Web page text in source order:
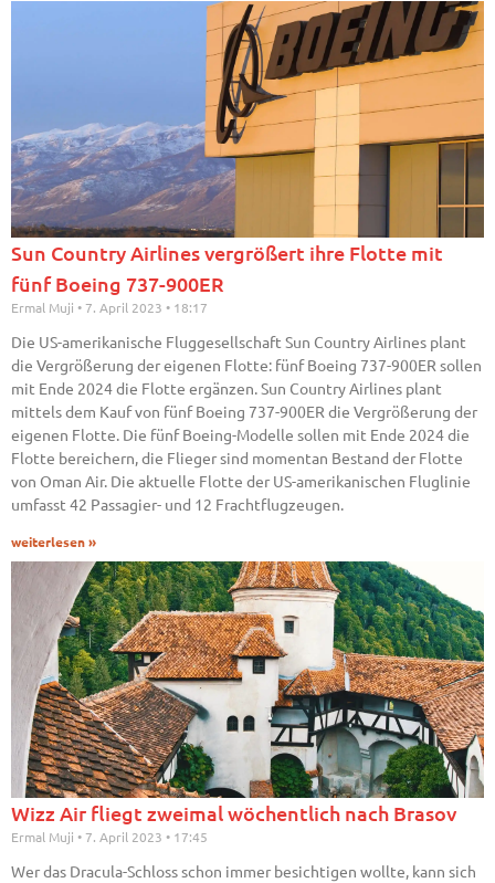
Sun Country Airlines vergrößert ihre Flotte mit
fünf Boeing 737-900ER
Ermal Muji 7. April 2023 18:17
Die US-amerikanische Fluggesellschaft Sun Country Airlines plant
die Vergrößerung der eigenen Flotte: fünf Boeing 737-900ER sollen
mit Ende 2024 die Flotte ergänzen. Sun Country Airlines plant
mittels dem Kauf von fünf Boeing 737-900ER die Vergrößerung der
eigenen Flotte. Die fünf Boeing-Modelle sollen mit Ende 2024 die
Flotte bereichern, die Flieger sind momentan Bestand der Flotte
von Oman Air. Die aktuelle Flotte der US-amerikanischen Fluglinie
umfasst 42 Passagier- und 12 Frachtflugzeugen.
weiterlesen »
Wizz Air fliegt zweimal wöchentlich nach Brasov
Ermal Muji 7. April 2023 17:45
Wer das Dracula-Schloss schon immer besichtigen wollte, kann sich